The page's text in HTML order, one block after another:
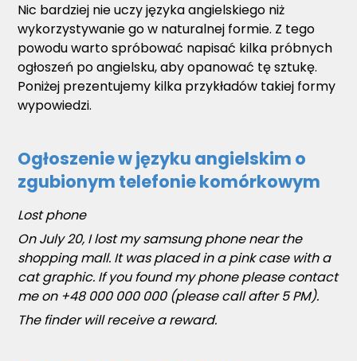
Nic bardziej nie uczy języka angielskiego niż
wykorzystywanie go w naturalnej formie. Z tego
powodu warto spróbować napisać kilka próbnych
ogłoszeń po angielsku, aby opanować tę sztukę.
Poniżej prezentujemy kilka przykładów takiej formy
wypowiedzi.
Ogłoszenie w języku angielskim o
zgubionym telefonie komórkowym
Lost phone
On July 20, I lost my samsung phone near the
shopping mall. It was placed in a pink case with a
cat graphic. If you found my phone please contact
me on +48 000 000 000 (please call after 5 PM).
The finder will receive a reward.